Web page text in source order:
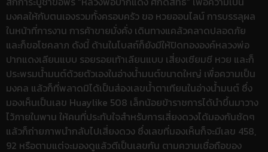
มงคลให้กับตนเองรวมทั้งครอบครัว ขอ หวยออนไลน์ การบรรลุผล
ในหน้าที่การงาน การค้าขายมั่งคั่ง เดินทางแคล้วคลาดปลอดภัย
และก็ขอโชคลาภ ดังนี้ ด้านในโบสถ์ก็ยังมีให้ปิดทององค์หลวงพ่อ
ปากแดงเลียนแบบ รอยรอยเท้าเลียนแบบ เสี่ยงเซียมซี หวย และก็
ประพรมน้ำมนต์ด้วยตัวเองในอ่างน้ำมนต์ขนาดใหญ่ เพื่อความเป็น
มงคล แล้วก็ที่พลาดมิได้เป็นส่องเลขน้ำตาเทียนในอ่างน้ำมนต์ ซึ่ง
มองเห็นเป็นเลข Huaylike 508 เล็กน้อยข้าราชการได้นำขึ้นมาวาง
ไว้ภายในพาน ให้คนที่ประทับใจสำหรับการเสี่ยงดวงได้มองกันชัดๆ
แล้วก็ถ่ายภาพนำกลับไปเสี่ยงดวง ซึ่งเลขที่มองเห็นก็จะมีเลข 458,
92 หรือตามแต่จะมองดูแล้วตีเป็นเลขกัน ตามความเชื่อถือของ